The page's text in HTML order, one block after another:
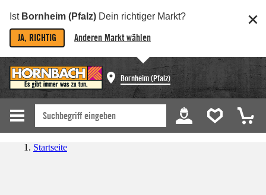
Ist Bornheim (Pfalz) Dein richtiger Markt?
JA, RICHTIG Anderen Markt wählen
Bornheim (Pfalz)
Startseite